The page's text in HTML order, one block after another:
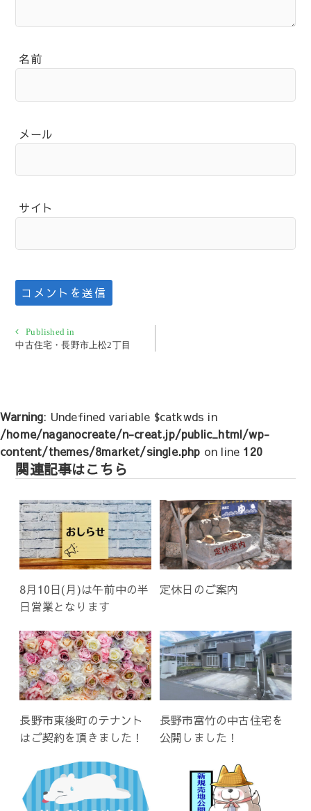
名前
メール
サイト
投
稿
ー
シ
ョ
ン
Published in
中古住宅・長野市上松2丁目
Warning: Undefined variable $catkwds in
/home/naganocreate/n-creat.jp/public_html/wp-
content/themes/8market/single.php on line 120
関連記事はこちら
8月10日(月)は午前中の半
日営業となります
定休日のご案内
長野市東後町のテナント
はご契約を頂きました！
長野市富竹の中古住宅を
公開しました！